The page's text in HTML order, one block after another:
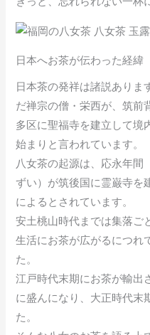
日本へお茶が伝わった経緯
日本茶の発祥は諸説ありま
だ禅宗の僧・栄西が、筑前
多区に聖福寺を建立して境
始まりと言われています。
八女茶の起源は、応永年間
ずい）が筑後国に霊巌寺を
によるとされています。
安土桃山時代までは集落ご
生活にお茶が広がるにつれ
た。
江戸時代末期にお茶が輸出
に盛んになり、大正時代末
た。